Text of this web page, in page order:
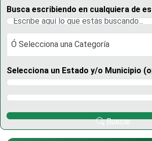
Busca escribiendo en cualquiera de
Ó Selecciona una Categoría
Ó Selecciona una Categoría
Selecciona un Estado y/o Municipio
Selecciona un Estado
Selecciona un Municipio
Buscar